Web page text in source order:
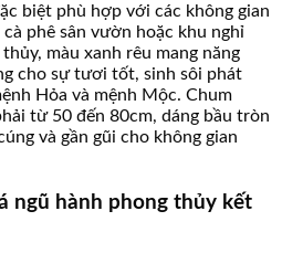
biệt phù hợp với các không gian
phê sân vườn hoặc khu nghỉ
màu xanh rêu mang năng
cho sự tươi tốt, sinh sôi phát
Hỏa và mệnh Mộc. Chum
từ 50 đến 80cm, dáng bầu tròn
và gần gũi cho không gian
ngũ hành phong thủy kết